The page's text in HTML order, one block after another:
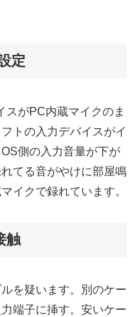
定
スがPC内蔵マイクのま
トの入力デバイスがイ
側の入力音量が下が
てる音がやけに部屋鳴
イクで録れています。
触
を疑います。別のケー
端子に挿す。安いケー